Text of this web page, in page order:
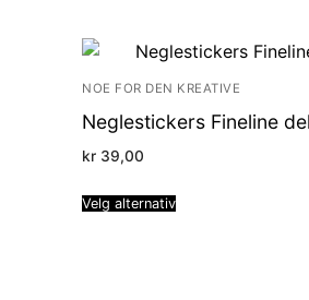
NOE FOR DEN KREATIVE
Neglestickers Fineline
kr 39,00
Velg alternativ